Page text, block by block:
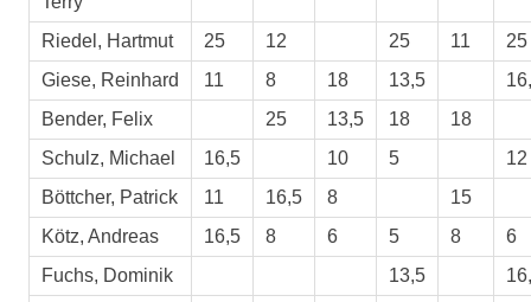
Riedel, Hartmut 25 12 25 11
25
Giese, Reinhard
11 8 18 13,5
Bender, Felix
25 13,5 18
18
Schulz, Michael
16,5 10 5
12
Böttcher, Patrick
11 16,5 8
15
Kötz, Andreas
16,5 8 6 5 8
6
Fuchs, Dominik
13,5